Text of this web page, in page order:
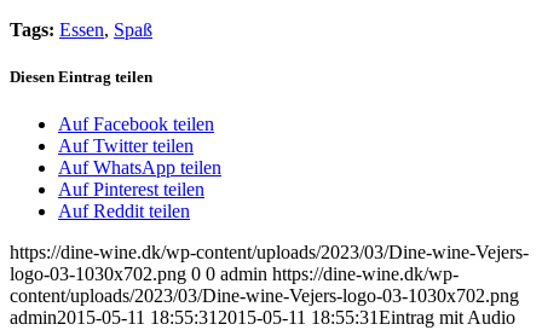
Tags: Essen, Spaß
Diesen Eintrag teilen
Auf Facebook teilen
Auf Twitter teilen
Auf WhatsApp teilen
Auf Pinterest teilen
Auf Reddit teilen
https://dine-wine.dk/wp-content/uploads/2023/03/Dine-wine-Vejers-
logo-03-1030x702.png 0 0 admin https://dine-wine.dk/wp-
content/uploads/2023/03/Dine-wine-Vejers-logo-03-1030x702.png
admin2015-05-11 18:55:31 2015-05-11 18:55:31Eintrag mit Audio